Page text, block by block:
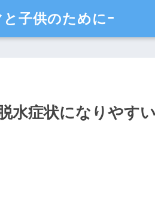
子供のためにｰ
水症状になりやす